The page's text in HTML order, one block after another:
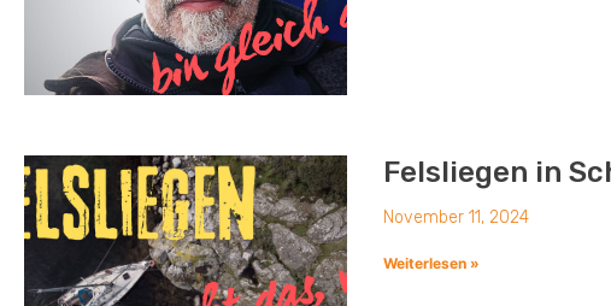
Felsliegen in
November 11, 2024
Weiterlesen »